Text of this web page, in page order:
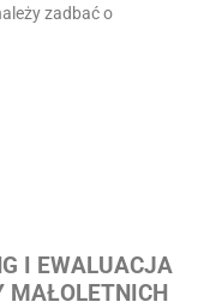
zadbać o
I EWALUACJA
MAŁOLETNICH